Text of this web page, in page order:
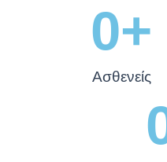
Ασθενείς
0+